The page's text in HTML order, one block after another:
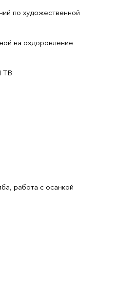
по художественной
на оздоровление
ТВ
работа с осанкой